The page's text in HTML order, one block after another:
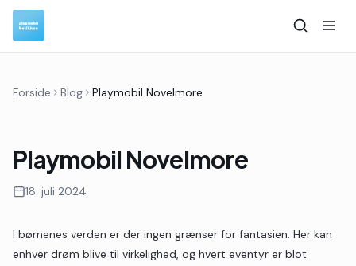
Forside Blog Playmobil Novelmore
Playmobil Novelmore
18. juli 2024
I børnenes verden er der ingen grænser for fantasien. Her kan
enhver drøm blive til virkelighed, og hvert eventyr er blot